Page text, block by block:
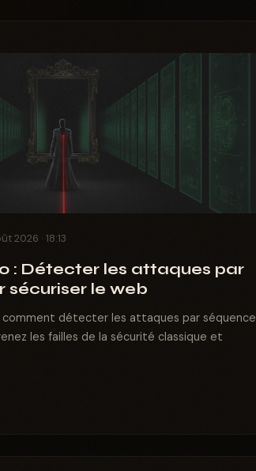
2026 · 18:13
: Détecter les attaques par
sécuriser le web
comment détecter les attaques par séquence
les failles de la sécurité classique et